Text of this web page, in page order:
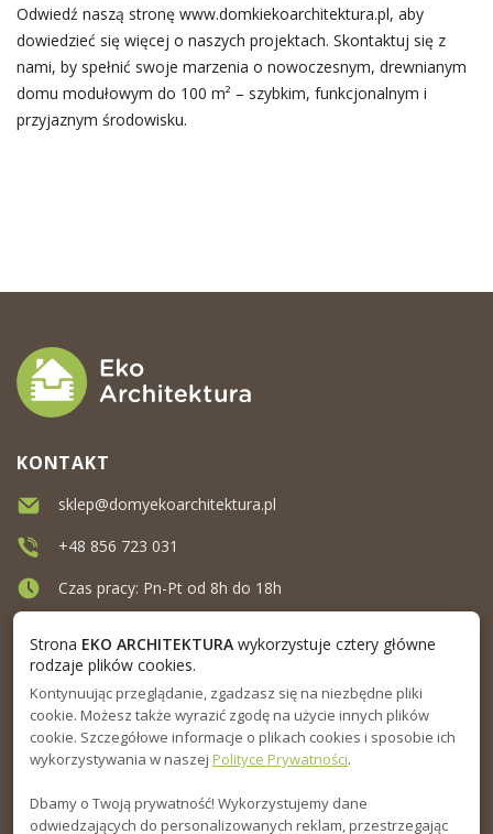
Odwiedź naszą stronę www.domkiekoarchitektura.pl, aby
dowiedzieć się więcej o naszych projektach. Skontaktuj się z
nami, by spełnić swoje marzenia o nowoczesnym, drewnianym
domu modułowym do 100 m² – szybkim, funkcjonalnym i
przyjaznym środowisku.
MENU
INFORMACJA
PORADNIK
KONTAKT
sklep@domyekoarchitektura.pl
+48 856 723 031
Czas pracy: Pn-Pt od 8h do 18h
Strona EKO ARCHITEKTURAwykorzystuje cztery główne
rodzaje plików cookies.
Kontynuując przeglądanie, zgadzasz się na niezbędne pliki
cookie. Możesz także wyrazić zgodę na użycie innych plików
cookie. Szczegółowe informacje o plikach cookies i sposobie ich
wykorzystywania w naszej Polityce Prywatności.
Dbamy o Twoją prywatność! Wykorzystujemy dane
odwiedzających do personalizowanych reklam, przestrzegając